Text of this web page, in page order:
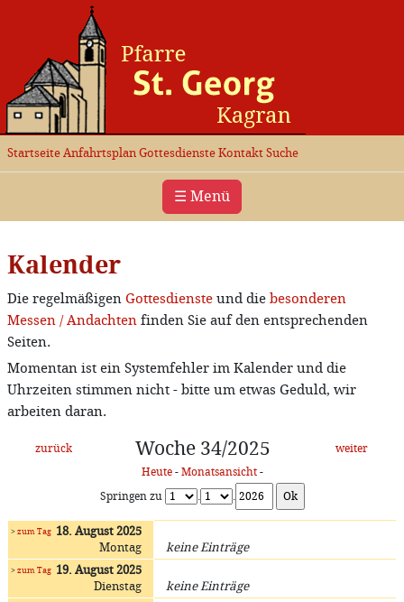
Startseite Anfahrtsplan Gottesdienste Kontakt Suche
☰ Menü
Kalender
Die regelmäßigen Gottesdienste und die besonderen
Messen / Andachten finden Sie auf den entsprechenden
Seiten.
Momentan ist ein Systemfehler im Kalender und die
Uhrzeiten stimmen nicht - bitte um etwas Geduld, wir
arbeiten daran.
zurück Woche 34/2025
weiter
Heute - Monatsansicht -
Springen zu
. .
>zum Tag 18. August 2025
Montag
keine Einträge
>zum Tag 19. August 2025
Dienstag
keine Einträge